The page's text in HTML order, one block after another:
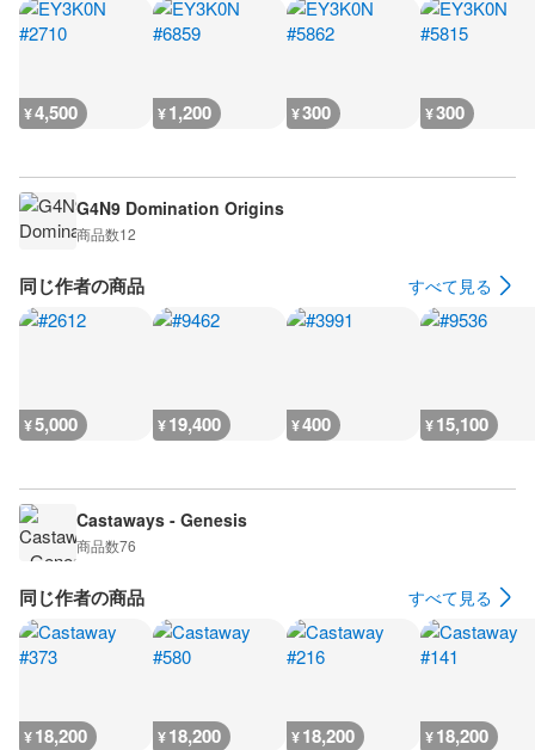
¥4,500 ¥1,200 ¥300 ¥300
G4N9 Domination Origins
商品数12
同じ作者の商品 すべて見る
¥5,000 ¥19,400 ¥400 ¥15,100
Castaways - Genesis
商品数76
同じ作者の商品 すべて見る
¥18,200 ¥18,200 ¥18,200 ¥18,200